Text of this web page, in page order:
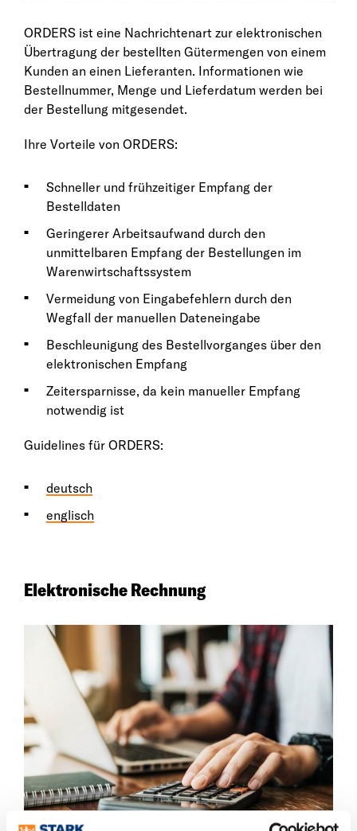
ORDERS ist eine Nachrichtenart zur elektronischen
Übertragung der bestellten Gütermengen von einem
Kunden an einen Lieferanten. Informationen wie
Bestellnummer, Menge und Lieferdatum werden bei
der Bestellung mitgesendet.
Ihre Vorteile von ORDERS:
Schneller und frühzeitiger Empfang der
Bestelldaten
Geringerer Arbeitsaufwand durch den
unmittelbaren Empfang der Bestellungen im
Warenwirtschaftssystem
Vermeidung von Eingabefehlern durch den
Wegfall der manuellen Dateneingabe
Beschleunigung des Bestellvorganges über den
elektronischen Empfang
Zeitersparnisse, da kein manueller Empfang
notwendig ist
Guidelines für ORDERS:
deutsch
englisch
Elektronische Rechnung